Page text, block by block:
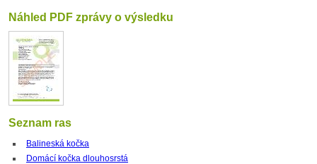
Náhled PDF zprávy o výsledku
Seznam ras
Balineská kočka
Domácí kočka dlouhosrstá